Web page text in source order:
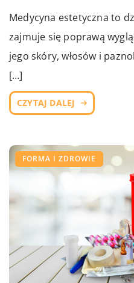
Medycyna estetyczna to
zajmuje się poprawą
jego skóry, włosów i
[…]
CZYTAJ DALEJ
FORMA I ZDROWIE